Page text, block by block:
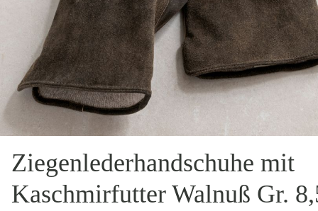
Ziegenlederhandschuhe mit
Kaschmirfutter Walnuß Gr.